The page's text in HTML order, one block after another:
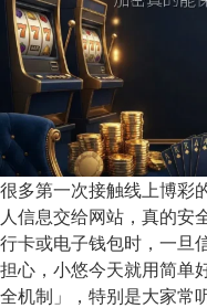
很多第一次接触线上博彩
人信息交给网站，真的安
行卡或电子钱包时，一旦
担心，小悠今天就用简单
全机制」，特别是大家常